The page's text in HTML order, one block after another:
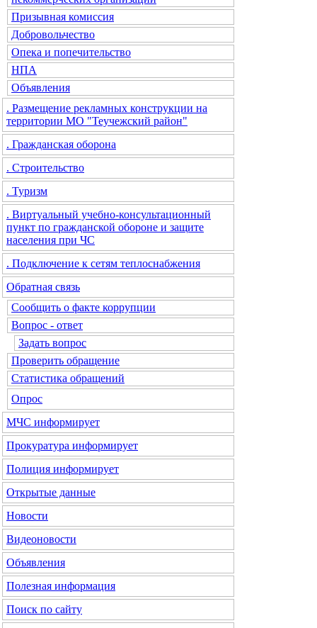
Призывная комиссия
Добровольчество
Опека и попечительство
НПА
Объявления
. Размещение рекламных конструкции на
территории МО "Теучежский район"
. Гражданская оборона
. Строительство
. Туризм
. Виртуальный учебно-консультационный
пункт по гражданской обороне и защите
населения при ЧС
. Подключение к сетям теплоснабжения
Обратная связь
Сообщить о факте коррупции
Вопрос - ответ
Задать вопрос
Проверить обращение
Статистика обращений
Опрос
МЧС информирует
Прокуратура информирует
Полиция информирует
Открытые данные
Новости
Видеоновости
Объявления
Полезная информация
Поиск по сайту